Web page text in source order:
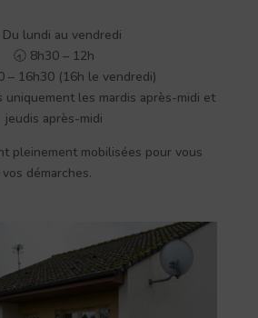
lundi au vendredi
🕣 8h30 – 12h
– 16h30 (16h le vendredi)
uniquement les mardis après-midi et
jeudis après-midi
pleinement mobilisées pour vous
démarches.